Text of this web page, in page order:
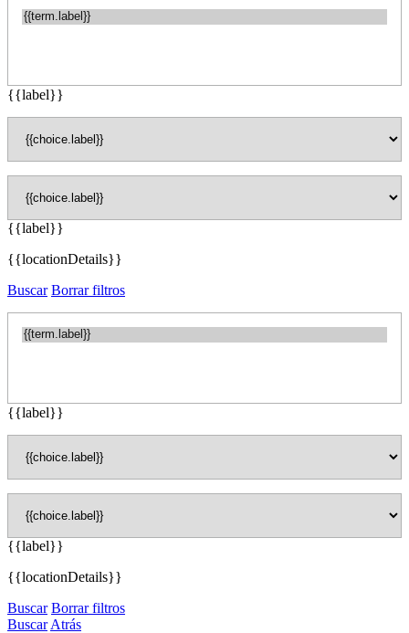
{{label}}
{{label}}
{{locationDetails}}
Buscar Borrar filtros
{{label}}
{{label}}
{{locationDetails}}
Buscar Borrar filtros
Buscar Atrás